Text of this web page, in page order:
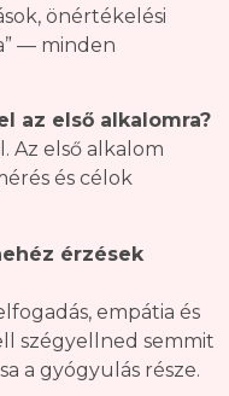
önértékelési
— minden
az első alkalomra?
Az első alkalom
és célok
érzések
empátia és
szégyellned semmit
a gyógyulás része.